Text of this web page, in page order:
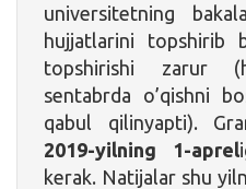
universitetning
hujjatlarini topshirib
topshirishi zarur
sentabrda o’qishni
qabul qilinyapti).
2019-yilning 1-aprel
kerak. Natijalar shu